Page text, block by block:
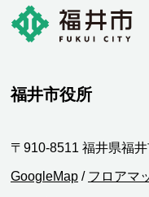
福井市役所
〒910-8511 福井県福
GoogleMap / フロアマ